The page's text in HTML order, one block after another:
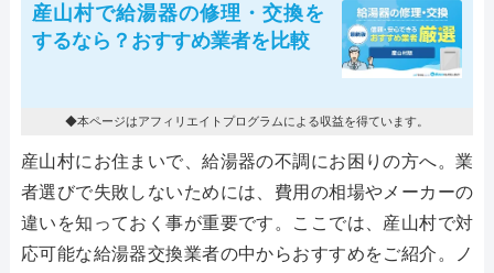
産山村で給湯器の修理・交換を
するなら？おすすめ業者を比較
◆本ページはアフィリエイトプログラムによる収益を得ています。
産山村にお住まいで、給湯器の不調にお困りの方へ。業
者選びで失敗しないためには、費用の相場やメーカーの
違いを知っておく事が重要です。ここでは、産山村で対
応可能な給湯器交換業者の中からおすすめをご紹介。ノ